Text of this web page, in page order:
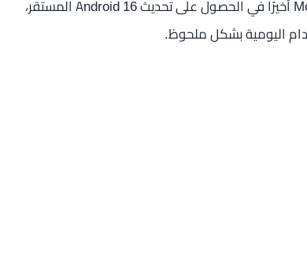
بعد طول انتظار، بدأ مستخدمو هاتف Motorola Razr 60 Ultra أخيرًا في الحصول على تحديث Android 16 المستقر،
اليومية بشكل ملحوظ.